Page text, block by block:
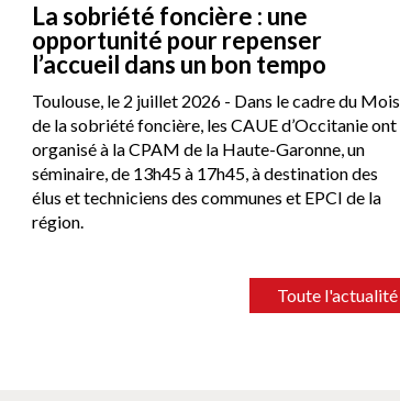
La sobriété foncière : une
opportunité pour repenser
l’accueil dans un bon tempo
Toulouse, le 2 juillet 2026 - Dans le cadre du Mois
de la sobriété foncière, les CAUE d’Occitanie ont
organisé à la CPAM de la Haute-Garonne, un
séminaire, de 13h45 à 17h45, à destination des
élus et techniciens des communes et EPCI de la
région.
Toute l'actualité